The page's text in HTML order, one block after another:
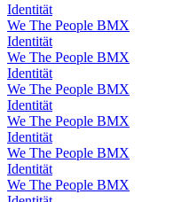
Identität
We The People BMX
Identität
We The People BMX
Identität
We The People BMX
Identität
We The People BMX
Identität
We The People BMX
Identität
We The People BMX